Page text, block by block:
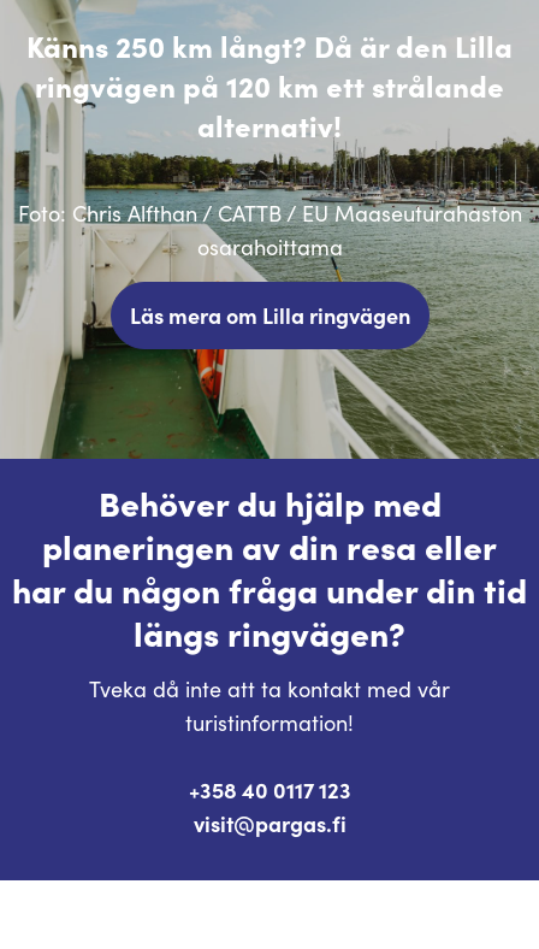
Känns 250 km långt? Då är den Lilla
ringvägen på 120 km ett strålande
alternativ!
Foto: Chris Alfthan / CATTB / EU Maaseuturahaston
osarahoittama
Läs mera om Lilla ringvägen
Behöver du hjälp med
planeringen av din resa eller
har du någon fråga under din tid
längs ringvägen?
Tveka då inte att ta kontakt med vår
turistinformation!
+358 40 0117 123
visit@pargas.fi